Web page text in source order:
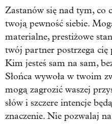
Zastanów się nad tym, co
twoją pewność siebie.
materialne, prestiżowe
twój partner postrzega cię
Kim jesteś sam na sam,
Słońca wywoła w twoim
mogą zagrozić waszej
słów i szczere intencje
znaczenie. Nie pozwalaj